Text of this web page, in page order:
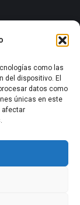
como las
del dispositivo. El
datos como
únicas en este
afectar
informado de
sorteos ...